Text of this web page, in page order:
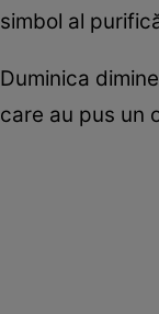
simbol al
Duminica
care au pus un